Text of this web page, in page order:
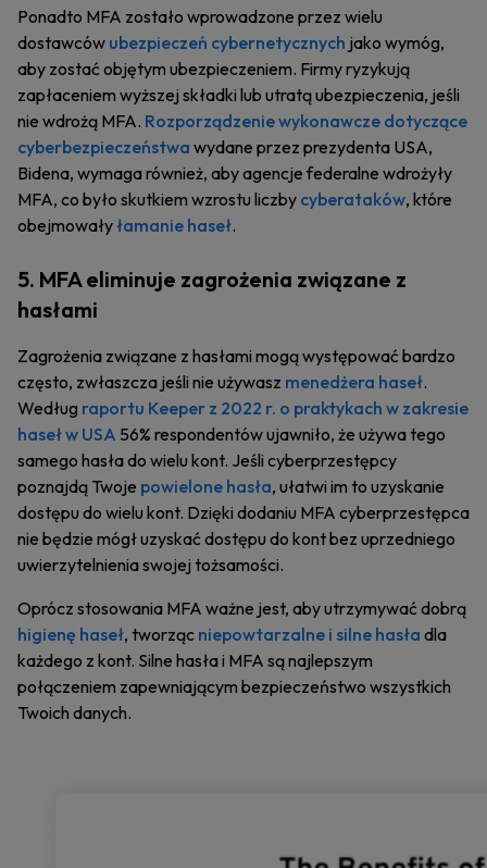
Ponadto MFA zostało wprowadzone przez wielu
dostawców ubezpieczeń cybernetycznych jako wymóg,
aby zostać objętym ubezpieczeniem. Firmy ryzykują
zapłaceniem wyższej składki lub utratą ubezpieczenia, jeśli
nie wdrożą MFA. Rozporządzenie wykonawcze dotyczące
cyberbezpieczeństwa wydane przez prezydenta USA,
Bidena, wymaga również, aby agencje federalne wdrożyły
MFA, co było skutkiem wzrostu liczby cyberataków, które
obejmowały łamanie haseł.
5. MFA eliminuje zagrożenia związane z
hasłami
Zagrożenia związane z hasłami mogą występować bardzo
często, zwłaszcza jeśli nie używasz menedżera haseł.
Według raportu Keeper z 2022 r. o praktykach w zakresie
haseł w USA 56% respondentów ujawniło, że używa tego
samego hasła do wielu kont. Jeśli cyberprzestępcy
poznajdą Twoje powielone hasła, ułatwi im to uzyskanie
dostępu do wielu kont. Dzięki dodaniu MFA cyberprzestępca
nie będzie mógł uzyskać dostępu do kont bez uprzedniego
uwierzytelnienia swojej tożsamości.
Oprócz stosowania MFA ważne jest, aby utrzymywać dobrą
higienę haseł, tworząc niepowtarzalne i silne hasła dla
każdego z kont. Silne hasła i MFA są najlepszym
połączeniem zapewniającym bezpieczeństwo wszystkich
Twoich danych.